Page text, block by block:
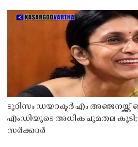
ടൂറിസം ഡയറക്ടർ എം
എംഡിയുടെ അധിക ചുമതല കൂടി;
സർക്കാർ